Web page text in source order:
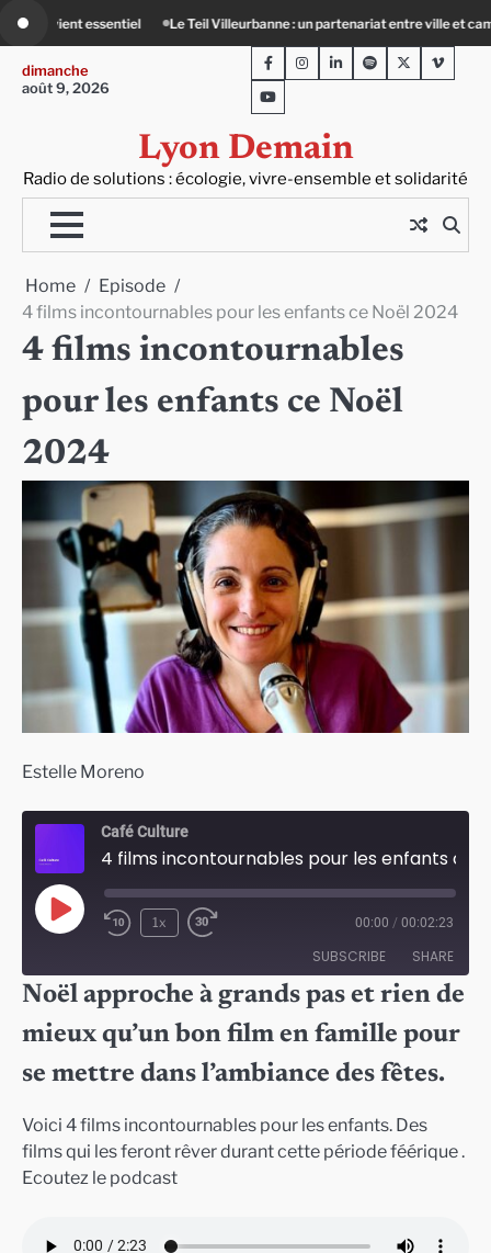
content
: un partenariat entre ville et campagne 80 Jours Voyages : au cœur du
dimanche
août 9, 2026
Lyon Demain
Radio de solutions : écologie, vivre-ensemble et solidarité
FacebookInstagram
LinkedInSpotifyTwitterViméo
Youtube
Home
Episode
4 films incontournables pour les enfants ce Noël 2024
4 films incontournables
pour les enfants ce Noël
2024
Estelle Moreno
Café Culture
Play
1x 00:00 / 00:02:23
SUBSCRIBE SHARE
RSS FEED
SHARE
LINK
Noël approche à grands pas et rien de
mieux qu’un bon film en famille pour
se mettre dans l’ambiance des fêtes.
Voici 4 films incontournables pour les enfants. Des
films qui les feront rêver durant cette période féérique .
Ecoutez le podcast